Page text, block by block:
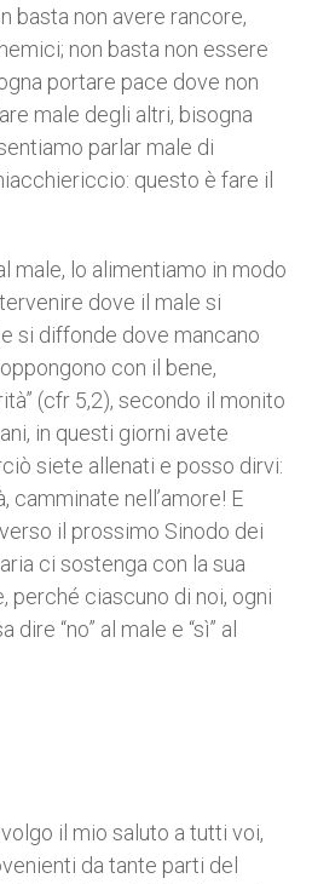
basta non avere rancore,
non basta non essere
portare pace dove non
male degli altri, bisogna
parlar male di
questo è fare il
male, lo alimentiamo in modo
dove il male si
si diffonde dove mancano
con il bene,
(cfr 5,2), secondo il monito
in questi giorni avete
siete allenati e posso dirvi:
camminate nell’amore! E
il prossimo Sinodo dei
ci sostenga con la sua
perché ciascuno di noi, ogni
“no” al male e “sì” al
il mio saluto a tutti voi,
da tante parti del